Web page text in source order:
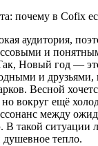
аудитория,
и
Новый год —
и друзьями,
Весной
вокруг ещё
между
В такой ситуации
тепло.